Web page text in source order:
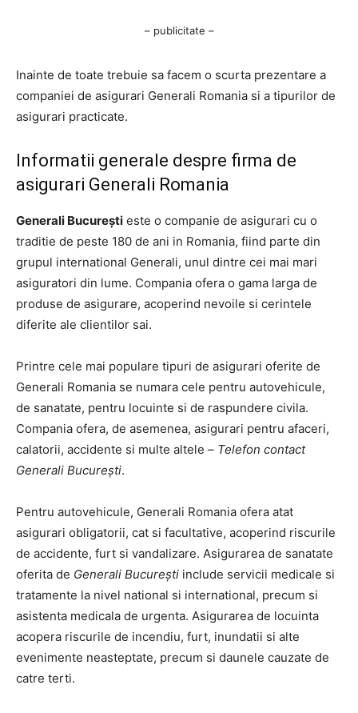
– publicitate –
Inainte de toate trebuie sa facem o scurta prezentare a
companiei de asigurari Generali Romania si a tipurilor de
asigurari practicate.
Informatii generale despre firma de
asigurari Generali Romania
Generali București este o companie de asigurari cu o
traditie de peste 180 de ani in Romania, fiind parte din
grupul international Generali, unul dintre cei mai mari
asiguratori din lume. Compania ofera o gama larga de
produse de asigurare, acoperind nevoile si cerintele
diferite ale clientilor sai.
Printre cele mai populare tipuri de asigurari oferite de
Generali Romania se numara cele pentru autovehicule,
de sanatate, pentru locuinte si de raspundere civila.
Compania ofera, de asemenea, asigurari pentru afaceri,
calatorii, accidente si multe altele – Telefon contact
Generali București.
Pentru autovehicule, Generali Romania ofera atat
asigurari obligatorii, cat si facultative, acoperind riscurile
de accidente, furt si vandalizare. Asigurarea de sanatate
oferita de Generali București include servicii medicale si
tratamente la nivel national si international, precum si
asistenta medicala de urgenta. Asigurarea de locuinta
acopera riscurile de incendiu, furt, inundatii si alte
evenimente neasteptate, precum si daunele cauzate de
catre terti.